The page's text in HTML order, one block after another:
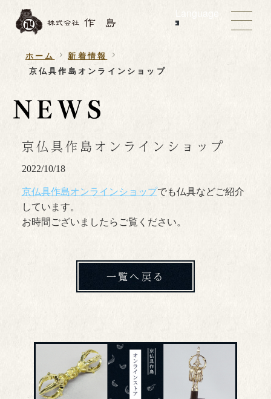
Language
ホーム
新着情報
京仏具作島オンラインショップ
京仏具作島オンラインショップ
2022/10/18
京仏具作島オンラインショップでも仏具などご紹介
しています。
お時間ございましたらご覧ください。
一覧へ戻る